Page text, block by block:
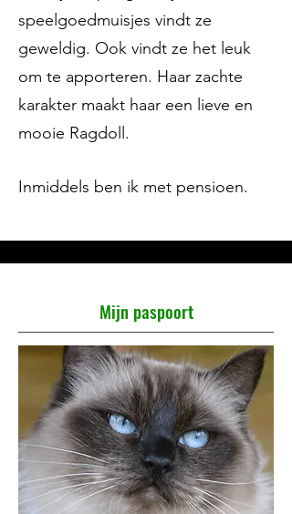
speelgoedmuisjes vindt ze
geweldig. Ook vindt ze het leuk
om te apporteren. Haar zachte
karakter maakt haar een lieve en
mooie Ragdoll. ​​
Inmiddels ben ik met pensioen.​
Mijn paspoort